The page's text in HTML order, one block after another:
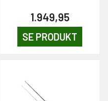
1.949,95
SE PRODUKT